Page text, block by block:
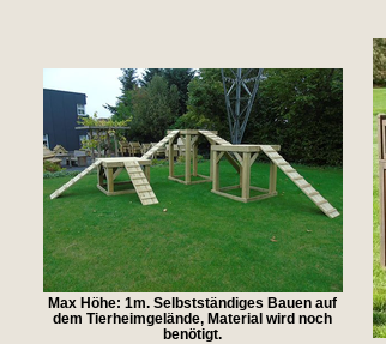
Max Höhe: 1m. Selbstständiges Bauen auf
dem Tierheimgelände, Material wird noch
benötigt.